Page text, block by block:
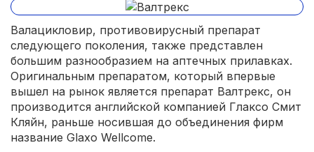
Валацикловир, противовирусный препарат
следующего поколения, также представлен
большим разнообразием на аптечных прилавках.
Оригинальным препаратом, который впервые
вышел на рынок является препарат Валтрекс, он
производится английской компанией Глаксо Смит
Кляйн, раньше носившая до объединения фирм
название Glaxo Wellcome.